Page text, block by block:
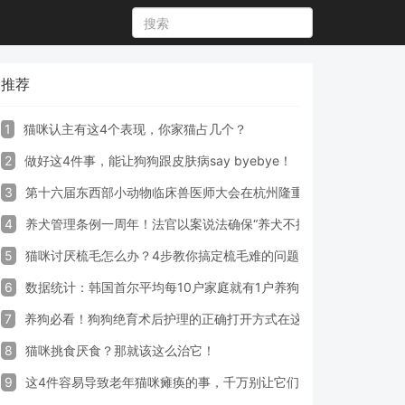
推荐
1 猫咪认主有这4个表现，你家猫占几个？
2 做好这4件事，能让狗狗跟皮肤病say byebye！
3 第十六届东西部小动物临床兽医师大会在杭州隆重开幕
4 养犬管理条例一周年！法官以案说法确保“养犬不掉链”
5 猫咪讨厌梳毛怎么办？4步教你搞定梳毛难的问题！
6 数据统计：韩国首尔平均每10户家庭就有1户养狗
7 养狗必看！狗狗绝育术后护理的正确打开方式在这里
8 猫咪挑食厌食？那就该这么治它！
9 这4件容易导致老年猫咪瘫痪的事，千万别让它们做！